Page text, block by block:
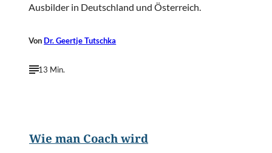
Ausbilder in Deutschland und Österreich.
Von Dr. Geertje Tutschka
13 Min.
Wie man Coach wird